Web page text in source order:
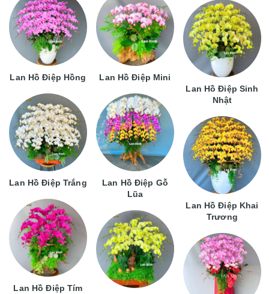
Lan Hồ Điệp Hồng
Lan Hồ Điệp Trắng
Lan Hồ Điệp Tím
Lan Hồ Điệp Mini
Lan Hồ Điệp Gỗ
Lũa
Lan Hồ Điệp Sinh
Nhật
Lan Hồ Điệp Khai
Trương